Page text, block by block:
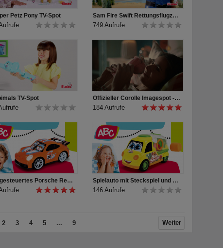
Petz Pony TV-Spot Sam Fire Swift Rettungsflugzeug TV-Spot
749 Aufrufe
TV-Spot Offizieller Corolle Imagespot - Französische Puppen mit Charme
184 Aufrufe
Ferngesteuertes Porsche Rennauto mit Licht für Kleinkinder von ABC Spielauto mit Steckspiel und Rasselformen für Kleinkinder von ABC
146 Aufrufe
2 3 4 5 ... 9 Weiter